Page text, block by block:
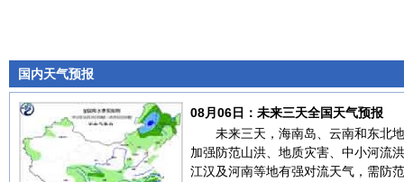
国内天气预报
08月06日：未来三天全国天气预报
未来三天，海南岛、云南和东北
加强防范山洪、地质灾害、中小河流
江汉及河南等地有强对流天气，需防